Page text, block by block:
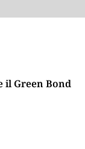
il Green Bond